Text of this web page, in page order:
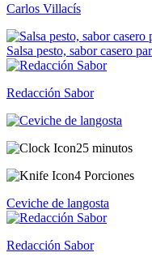
Carlos Villacís
Salsa pesto, sabor casero
Redacción Sabor
25 minutos
4 Porciones
Ceviche de langosta
Redacción Sabor